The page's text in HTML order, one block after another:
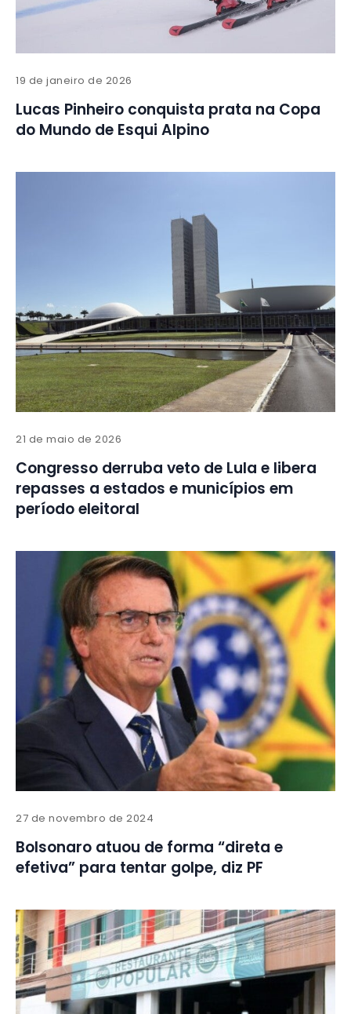
19 de janeiro de 2026
Lucas Pinheiro conquista prata na Copa
do Mundo de Esqui Alpino
21 de maio de 2026
Congresso derruba veto de Lula e libera
repasses a estados e municípios em
período eleitoral
27 de novembro de 2024
Bolsonaro atuou de forma “direta e
efetiva” para tentar golpe, diz PF